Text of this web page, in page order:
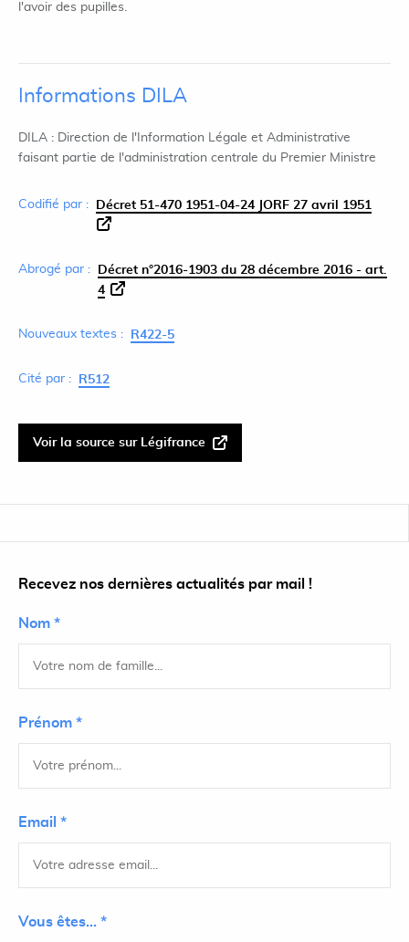
l'avoir des pupilles.
Informations DILA
DILA : Direction de l'Information Légale et Administrative
faisant partie de l'administration centrale du Premier Ministre
Codifié par : Décret 51-470 1951-04-24 JORF 27 avril 1951
Abrogé par :
Décret n°2016-1903 du 28 décembre 2016 - art.
4
Nouveaux textes : R422-5
Cité par : R512
Voir la source sur Légifrance
Recevez nos dernières actualités par mail !
Nom *
Prénom *
Email *
Vous êtes... *